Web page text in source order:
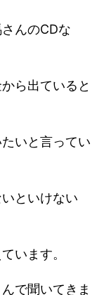
んのCDな
ら出ていると
いと言ってい
といけない
います。
で聞いてきま